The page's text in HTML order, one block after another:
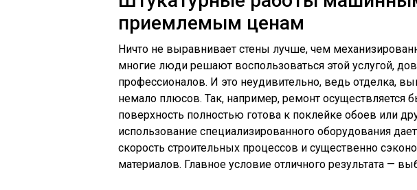
приемлемым ценам
Ничто не выравнивает стены лучше, чем
многие люди решают воспользоваться этой услугой,
профессионалов. И это неудивительно, ведь отделка,
немало плюсов. Так, например, ремонт осуществляется
поверхность полностью готова к поклейке обоев или
использование специализированного оборудования
скорость строительных процессов и существенно
материалов. Главное условие отличного результата —